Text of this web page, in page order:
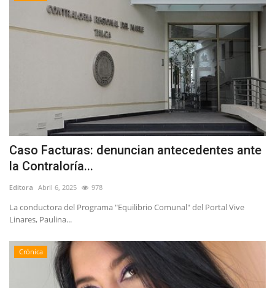
Caso Facturas: denuncian antecedentes ante
la Contraloría...
Editora Abril 6, 2025 978
La conductora del Programa "Equilibrio Comunal" del Portal Vive
Linares, Paulina...
Crónica